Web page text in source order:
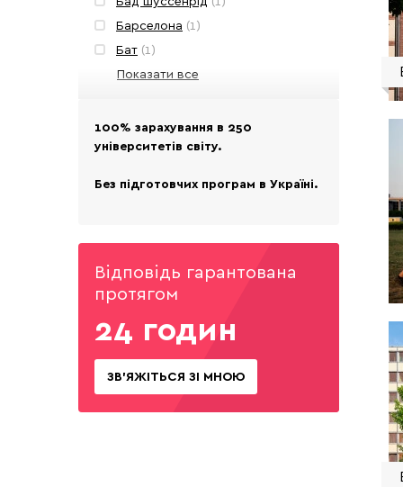
Барселона (1)
Бат (1)
Берлін (6)
Блоссин (1)
Борнмут (3)
Брайтон
Бурса (1)
Біарріц (1)
Валенсія (1)
Ванкувер (4)
Версуа (1)
Показати все
100% зарахування в 250
університетів світу.
Без підготовчих програм в Україні.
Відповідь гарантована
протягом
24 годин
ЗВ'ЯЖІТЬСЯ ЗІ МНОЮ